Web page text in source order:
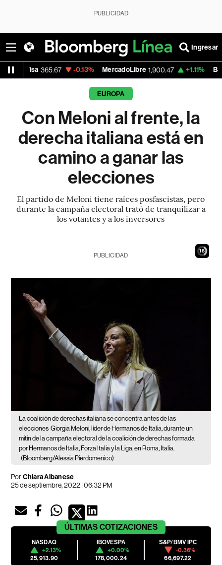
PUBLICIDAD
Ingresar
-0.13% MercadoLibre 1,900.47 +1.11% Banco de
EUROPA
Con Meloni al frente, la
derecha italiana está en
camino a ganar las
elecciones
El partido de Meloni tiene raíces posfascistas, pero
durante la campaña electoral trató de tranquilizar a
los votantes y a los inversores
17
PUBLICIDAD
La coalición de derechas italiana se concentra antes de las
elecciones Giorgia Meloni, líder de Hermanos de Italia, durante un
mitin de la campaña electoral de la coalición de derechas formada
por Hermanos de Italia, Forza Italia y la Liga, en Roma, Italia.
(Bloomberg/Alessia Pierdomenico)
PorChiara Albanese
25 de septiembre, 2022 | 06:32 PM
ÚLTIMAS COTIZACIONES
NASDAQ
+2.13%
25,913.90
IBOVESPA
+0.00%
178,000.24
S&P/BMV IPC
-0.36%
66,697.22